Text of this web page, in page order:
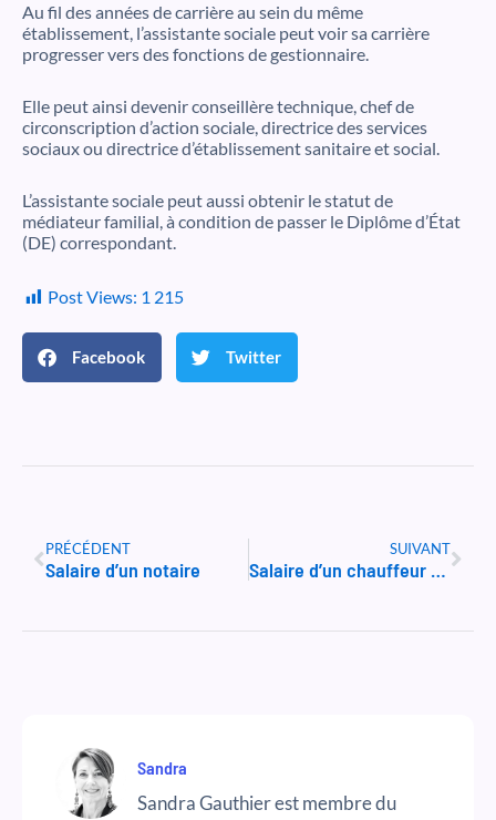
Au fil des années de carrière au sein du même
établissement, l’assistante sociale peut voir sa carrière
progresser vers des fonctions de gestionnaire.
Elle peut ainsi devenir conseillère technique, chef de
circonscription d’action sociale, directrice des services
sociaux ou directrice d’établissement sanitaire et social.
L’assistante sociale peut aussi obtenir le statut de
médiateur familial, à condition de passer le Diplôme d’État
(DE) correspondant.
Post Views: 1 215
Facebook Twitter
Précédent
PRÉCÉDENT
Salaire d’un notaire
SUIVANT
Salaire d’un chauffeur de Bus
Sandra
Sandra Gauthier est membre du